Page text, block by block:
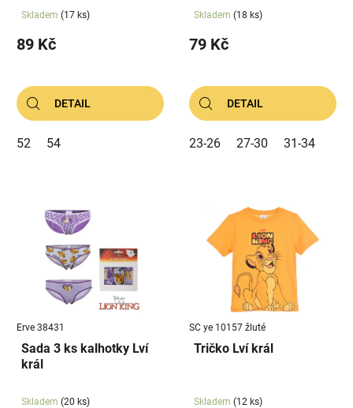
Skladem (17 ks)
89 Kč
DETAIL
52 54
Skladem (18 ks)
79 Kč
DETAIL
23-26 27-30 31-34
Erve 38431
Sada 3 ks kalhotky Lví
král
Skladem (20 ks)
SC ye 10157 žluté
Tričko Lví král
Skladem (12 ks)